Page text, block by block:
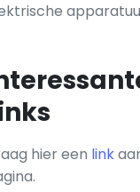
hier een link